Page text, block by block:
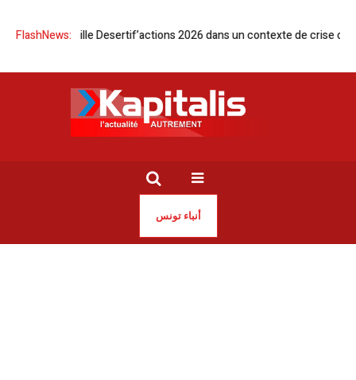
FlashNews:
accueille Desertif’actions 2026 dans un contexte de crise
أنباء تونس